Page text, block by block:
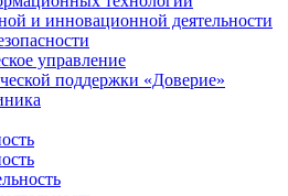
и инновационной деятельности
управление
поддержки «Доверие»